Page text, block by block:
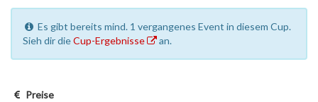
Es gibt bereits mind. 1 vergangenes Event in diesem Cup.
Sieh dir dieCup-Ergebnisse an.
Preise